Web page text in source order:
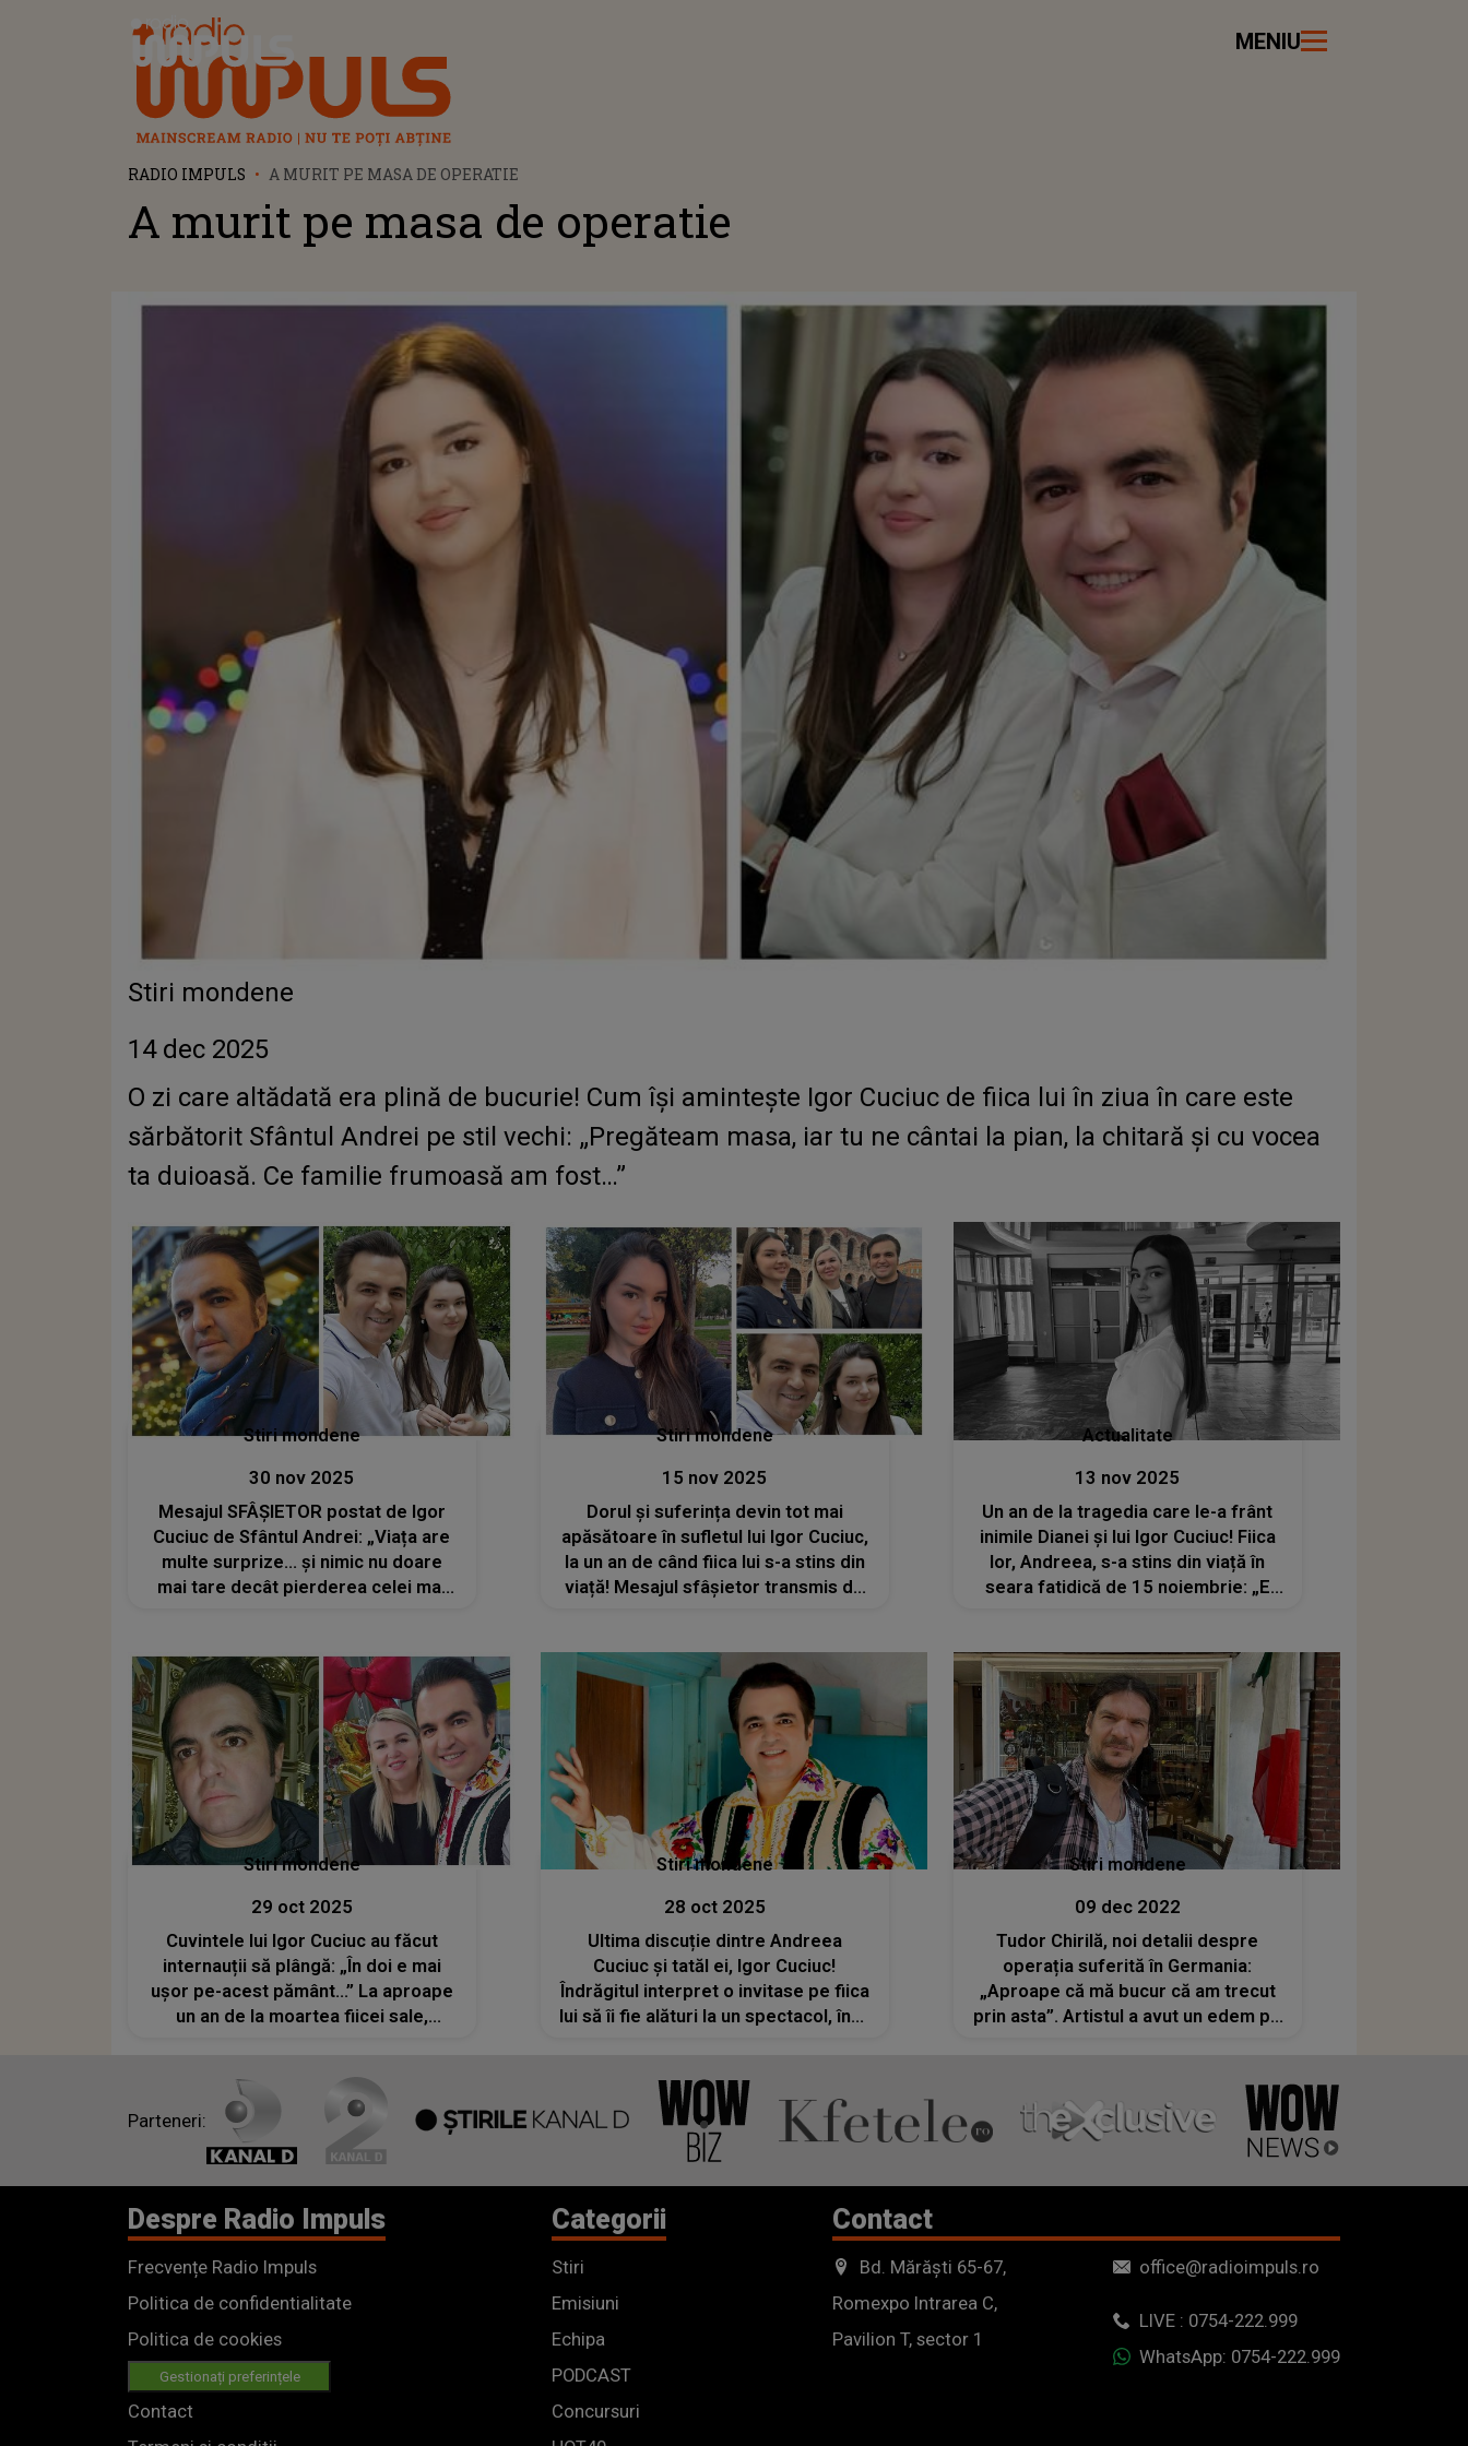
Radio Impuls MENIU
RADIO IMPULS A MURIT PE MASA DE OPERATIE
A murit pe masa de operatie
Stiri mondene
14 dec 2025
O zi care altădată era plină de bucurie! Cum își amintește Igor Cuciuc de fiica lui în ziua în care este
sărbătorit Sfântul Andrei pe stil vechi: „Pregăteam masa, iar tu ne cântai la pian, la chitară și cu vocea
ta duioasă. Ce familie frumoasă am fost…”
Stiri mondene
30 nov 2025
Mesajul SFÂȘIETOR postat de Igor
Cuciuc de Sfântul Andrei: „Viața are
multe surprize… și nimic nu doare
mai tare decât pierderea celei mai
apăsătoare în sufletul artistului
Stiri mondene
15 nov 2025
Dorul și suferința devin tot mai
apăsătoare în sufletul lui Igor Cuciuc,
la un an de când fiica lui s-a stins din
viață! Mesajul sfâșietor transmis de
vieții pentru totdeauna...”
Actualitate
13 nov 2025
Un an de la tragedia care le-a frânt
inimile Dianei și lui Igor Cuciuc! Fiica
lor, Andreea, s-a stins din viață în
seara fatidică de 15 noiembrie: „E
nu a fost voia ta....”
Stiri mondene
29 oct 2025
Cuvintele lui Igor Cuciuc au făcut
internauții să plângă: „În doi e mai
ușor pe-acest pământ...” La aproape
un an de la moartea fiicei sale,
suferința pare de nesuportat
Stiri mondene
28 oct 2025
Ultima discuție dintre Andreea
Cuciuc și tatăl ei, Igor Cuciuc!
Îndrăgitul interpret o invitase pe fiica
lui să îi fie alături la un spectacol, însă
nu, eu am...»”
Stiri mondene
09 dec 2022
Tudor Chirilă, noi detalii despre
operația suferită în Germania:
„Aproape că mă bucur că am trecut
prin asta”. Artistul a avut un edem pe
Parteneri:
Despre Radio Impuls
Frecvențe Radio Impuls
Politica de confidentialitate
Politica de cookies
Gestionați preferințele
Contact
Categorii
Stiri
Emisiuni
Echipa
PODCAST
Concursuri
Contact
Bd. Mărăști 65-67,
Romexpo Intrarea C,
Pavilion T, sector 1
office@radioimpuls.ro
LIVE : 0754-222.999
WhatsApp: 0754-222.999